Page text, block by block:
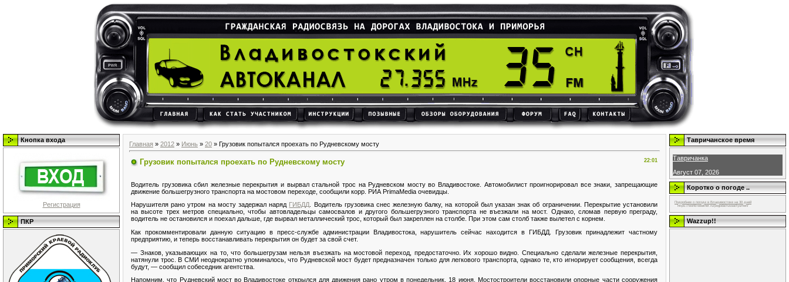
Кнопка входа
Регистрация
ПКР
Главная » 2012 » Июнь » 20 » Грузовик попытался проехать по Рудневскому мосту
22:01
Грузовик попытался проехать по Рудневскому мосту
Водитель грузовика сбил железные перекрытия и вырвал стальной трос на Рудневском мосту во Владивостоке. Автомобилист проигнорировал все знаки, запрещающие
движение большегрузного транспорта на мостовом переходе, сообщили корр. РИА PrimaMedia очевидцы.
Нарушителя рано утром на мосту задержал наряд ГИБДД
. Водитель грузовика снес железную балку, на которой был указан знак об ограничении. Перекрытие установили
на высоте трех метров специально, чтобы автовладельцы самосвалов и другого большегрузного транспорта не въезжали на мост. Однако, сломав первую преграду,
водитель не остановился и поехал дальше, где вырвал металлический трос, который был закреплен на столбе. При этом сам столб также вылетел с корнем.
Как прокомментировали данную ситуацию в пресс-службе администрации Владивостока, нарушитель сейчас находится в ГИБДД. Грузовик принадлежит частному
предприятию, и теперь восстанавливать перекрытия он будет за свой счет.
— Знаков, указывающих на то, что большегрузам нельзя въезжать на мостовой переход, предостаточно. Их хорошо видно. Специально сделали железные перекрытия,
натянули трос. В СМИ неоднократно упоминалось, что Рудневской мост будет предназначен только для легкового транспорта, однако те, кто игнорирует сообщения, всегда
будут, — сообщил собеседник агентства.
Напомним, что Рудневский мост во Владивостоке открылся для движения рано утром в понедельник, 18 июня. Мостостроители восстановили опорные части сооружения
Тавричанское время
Тавричанка
Август 07, 2026
Коротко о погоде ..
Подробнее о погоде в Владивостоке на 30 дней
https://world-weather.ru/pogoda/russia/tyumen/
Wazzup!!